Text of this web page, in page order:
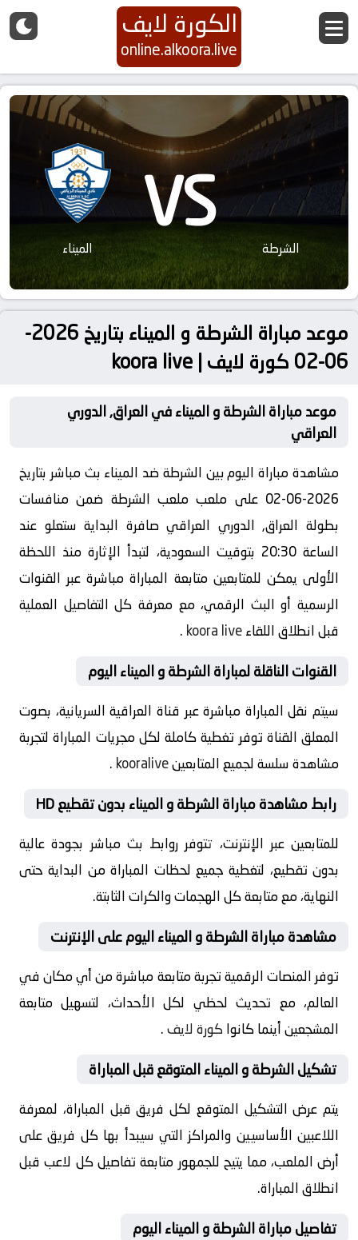
الكورة لايف
online.alkoora.live
الشرطة VS الميناء
موعد مباراة الشرطة و الميناء بتاريخ 2026-
06-02 كورة لايف | koora live
موعد مباراة الشرطة و الميناء في العراق, الدوري
العراقي
مشاهدة مباراة اليوم بين الشرطة ضد الميناء بث مباشر بتاريخ
2026-06-02 على ملعب ملعب الشرطة ضمن منافسات
بطولة العراق, الدوري العراقي صافرة البداية ستعلو عند
الساعة 20:30 بتوقيت السعودية، لتبدأ الإثارة منذ اللحظة
الأولى يمكن للمتابعين متابعة المباراة مباشرة عبر القنوات
الرسمية أو البث الرقمي، مع معرفة كل التفاصيل العملية
قبل انطلاق اللقاءkoora live
.
القنوات الناقلة لمباراة الشرطة و الميناء اليوم
سيتم نقل المباراة مباشرة عبر قناة العراقية السريانية، بصوت
المعلق القناة توفر تغطية كاملة لكل مجريات المباراة لتجربة
مشاهدة سلسة لجميع المتابعينkooralive
.
رابط مشاهدة مباراة الشرطة و الميناء بدون تقطيع HD
للمتابعين عبر الإنترنت، تتوفر روابط بث مباشر بجودة عالية
بدون تقطيع، لتغطية جميع لحظات المباراة من البداية حتى
النهاية، مع متابعة كل الهجمات والكرات الثابتة.
مشاهدة مباراة الشرطة و الميناء اليوم على الإنترنت
توفر المنصات الرقمية تجربة متابعة مباشرة من أي مكان في
العالم، مع تحديث لحظي لكل الأحداث، لتسهيل متابعة
المشجعين أينما كانواكورة لايف.
تشكيل الشرطة و الميناء المتوقع قبل المباراة
يتم عرض التشكيل المتوقع لكل فريق قبل المباراة، لمعرفة
اللاعبين الأساسيين والمراكز التي سيبدأ بها كل فريق على
أرض الملعب، مما يتيح للجمهور متابعة تفاصيل كل لاعب قبل
انطلاق المباراة.
تفاصيل مباراة الشرطة و الميناء اليوم